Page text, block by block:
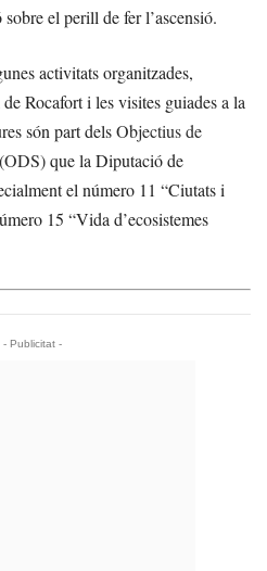
el perill de fer l’ascensió.
activitats organitzades,
Rocafort i les visites guiades a la
són part delsObjectius de
que la Diputació de
el número 11 “Ciutats i
15 “Vida d’ecosistemes
- Publicitat -